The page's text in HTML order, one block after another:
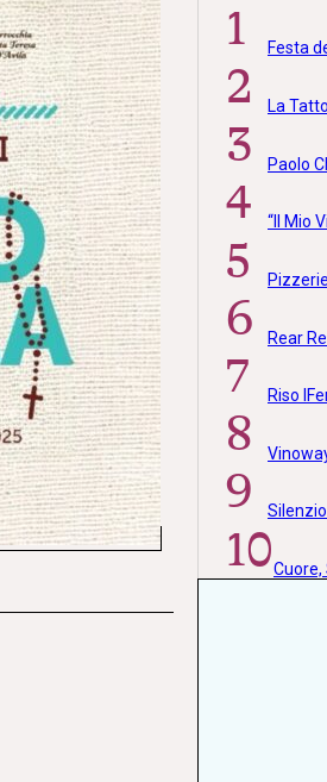
1 Festa
2 La
3 Paolo
4 “Il Mio
5
6 Rear
7 Riso
8
9
10